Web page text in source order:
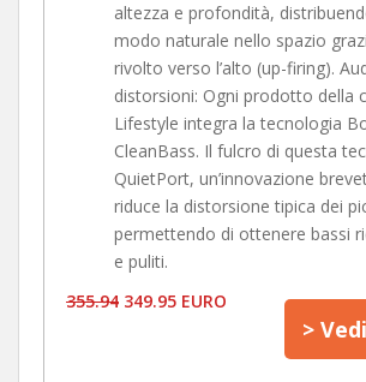
altezza e profondità,
modo naturale nello spazio
rivolto verso l’alto (up-firing).
distorsioni: Ogni prodotto della
Lifestyle integra la tecnologia
CleanBass. Il fulcro di questa
QuietPort, un’innovazione
riduce la distorsione tipica dei
permettendo di ottenere bassi
e puliti.
355.94 349.95 EURO
>